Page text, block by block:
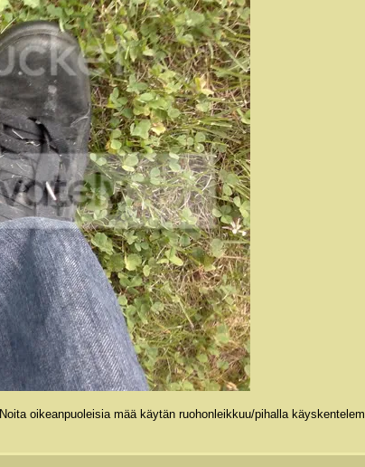
oikeanpuoleisia mää käytän ruohonleikkuu/pihalla